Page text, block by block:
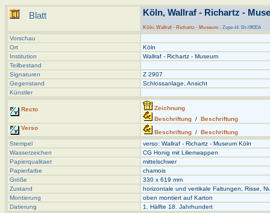
Blatt Köln, Wallraf - Richartz -
Köln, Wallraf - Richartz - Museum - Zope-Id: Sh-l9f0EA
Vorschau
Ort
Köln
Institution
Wallraf - Richartz - Museum
Teilbestand
Signaturen
Z 2907
Gegenstand
Schlossanlage, Ansicht
Künstler
Recto
Zeichnung
Beschriftung / Beschriftung
Verso
Beschriftung / Beschriftung
Stempel
verso: Wallraf - Richartz - Museum Köln
Wasserzeichen
CG Honig mit Lilienwappen
Papierqualitaet
mittelschwer
Papierfarbe
chamois
Größe
330 x 619 mm
Zustand
horizontale und vertikale Faltungen, Risse,
Montierung
oben montiert auf Karton
Datierung
1. Hälfte 18. Jahrhundert